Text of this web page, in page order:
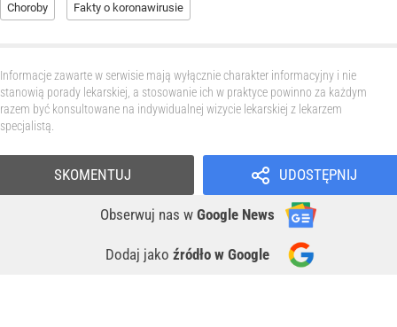
Choroby Fakty o koronawirusie
Informacje zawarte w serwisie mają wyłącznie charakter informacyjny i nie
stanowią porady lekarskiej, a stosowanie ich w praktyce powinno za każdym
razem być konsultowane na indywidualnej wizycie lekarskiej z lekarzem
specjalistą.
UDOSTĘPNIJ
Obserwuj nas w Google News
Dodaj jako źródło w Google
SKOMENTUJ